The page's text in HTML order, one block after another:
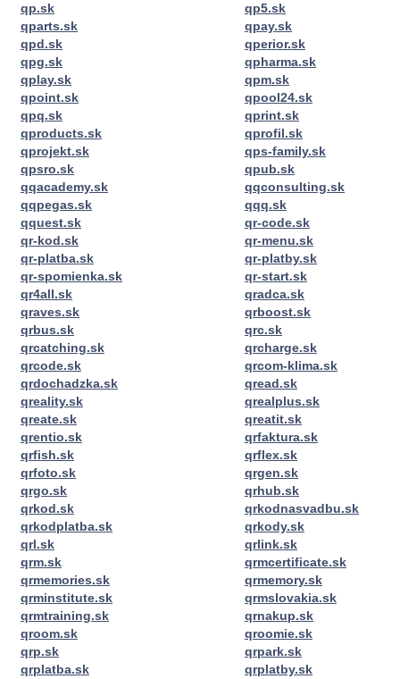
qp.sk
qp5.sk
qparts.sk
qpay.sk
qpd.sk
qperior.sk
qpg.sk
qpharma.sk
qplay.sk
qpm.sk
qpoint.sk
qpool24.sk
qpq.sk
qprint.sk
qproducts.sk
qprofil.sk
qprojekt.sk
qps-family.sk
qpsro.sk
qpub.sk
qqacademy.sk
qqconsulting.sk
qqpegas.sk
qqq.sk
qquest.sk
qr-code.sk
qr-kod.sk
qr-menu.sk
qr-platba.sk
qr-platby.sk
qr-spomienka.sk
qr-start.sk
qr4all.sk
qradca.sk
qraves.sk
qrboost.sk
qrbus.sk
qrc.sk
qrcatching.sk
qrcharge.sk
qrcode.sk
qrcom-klima.sk
qrdochadzka.sk
qread.sk
qreality.sk
qrealplus.sk
qreate.sk
qreatit.sk
qrentio.sk
qrfaktura.sk
qrfish.sk
qrflex.sk
qrfoto.sk
qrgen.sk
qrgo.sk
qrhub.sk
qrkod.sk
qrkodnasvadbu.sk
qrkodplatba.sk
qrkody.sk
qrl.sk
qrlink.sk
qrm.sk
qrmcertificate.sk
qrmemories.sk
qrmemory.sk
qrminstitute.sk
qrmslovakia.sk
qrmtraining.sk
qrnakup.sk
qroom.sk
qroomie.sk
qrp.sk
qrpark.sk
qrplatba.sk
qrplatby.sk